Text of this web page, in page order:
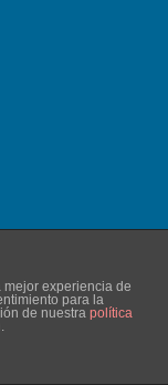
mejor experiencia de
para la
de nuestra política